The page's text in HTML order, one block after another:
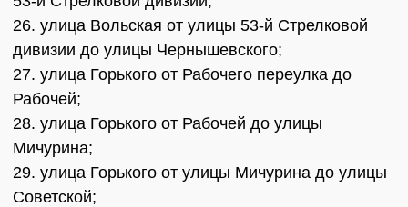
26. улица Вольская от улицы 53-й Стрелковой
дивизии до улицы Чернышевского;
27. улица Горького от Рабочего переулка до
Рабочей;
28. улица Горького от Рабочей до улицы
Мичурина;
29. улица Горького от улицы Мичурина до улицы
Советской;